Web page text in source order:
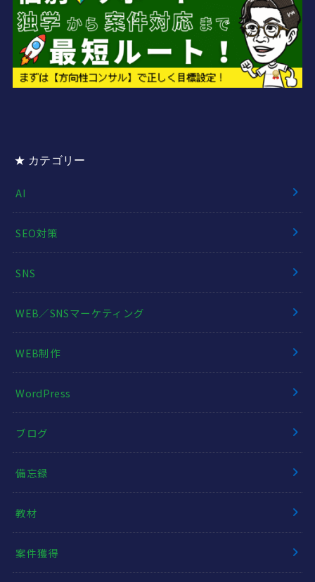
★ カテゴリー
AI
SEO対策
SNS
WEB／SNSマーケティング
WEB制作
WordPress
ブログ
備忘録
教材
案件獲得